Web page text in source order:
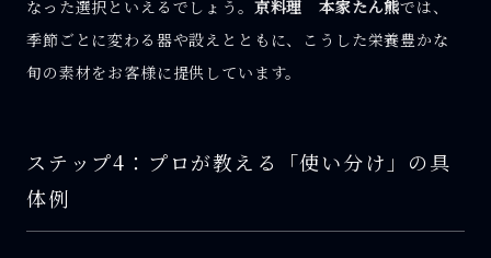
なった選択といえるでしょう。 京料理 本家たん熊では、
季節ごとに変わる器や設えとともに、こうした栄養豊かな
旬の素材をお客様に提供しています。
ステップ4：プロが教える「使い分け」の具
体例